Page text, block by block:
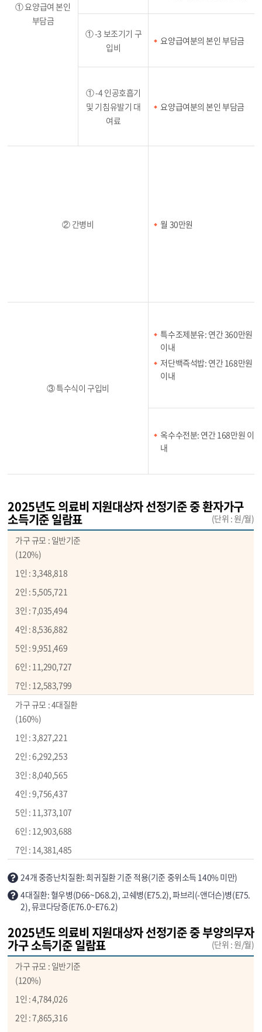
① 요양급여 본인
부담금
① -3 보조기기 구
입비
요양급여분의 본인 부담금
① -4 인공호흡기
및 기침유발기 대
여료
요양급여분의 본인 부담금
② 간병비 월 30만원
③ 특수식이 구입비
특수조제분유: 연간 360만원
이내
저단백즉석밥: 연간 168만원
이내
옥수수전분: 연간 168만원 이
내
2025년도 의료비 지원대상자 선정기준 중 환자가구
소득기준 일람표
(단위 : 원/월)
일반기준
(120%)
3,348,818
5,505,721
7,035,494
8,536,882
9,951,469
11,290,727
12,583,799
4대질환
(160%)
3,827,221
6,292,253
8,040,565
9,756,437
11,373,107
12,903,688
14,381,485
24개 중증난치질환: 희귀질환 기준 적용(기준 중위소득 140% 미만)
4대질환: 혈우병(D66~D68.2), 고쉐병(E75.2), 파브리(-앤더슨)병(E75.
2), 뮤코다당증(E76.0~E76.2)
2025년도 의료비 지원대상자 선정기준 중 부양의무자
가구 소득기준 일람표
(단위 : 원/월)
일반기준
(120%)
4,784,026
7,865,316